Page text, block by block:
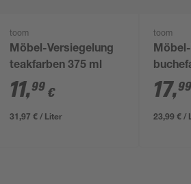
toom
Möbel-Versiegelung
teakfarben 375 ml
11,99 €
31,97 € / Liter
toom
17,99
23,99 € /